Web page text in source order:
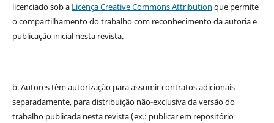
licenciado sob a Licença Creative Commons Attribution que permite
o compartilhamento do trabalho com reconhecimento da autoria e
publicação inicial nesta revista.
b. Autores têm autorização para assumir contratos adicionais
separadamente, para distribuição não-exclusiva da versão do
trabalho publicada nesta revista (ex.: publicar em repositório